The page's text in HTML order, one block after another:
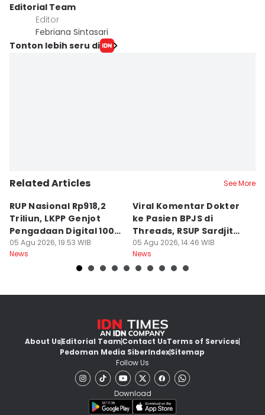
Editorial Team
Editor
Febriana Sintasari
Tonton lebih seru di
Related Articles See More
RUP Nasional Rp918,2
Triliun, LKPP Genjot
Pengadaan Digital 100
Persen
05 Agu 2026, 19:53 WIB
News
Viral Komentar Dokter
ke Pasien BPJS di
Threads, RSUP Sardjito
Klarifikasi
05 Agu 2026, 14:46 WIB
News
About UsEditorial TeamContact UsTerms of Services
Pedoman Media SiberIndexSitemap
Follow Us
Download